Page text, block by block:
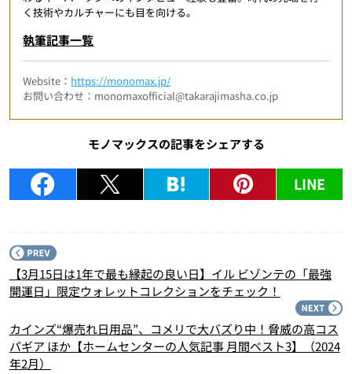
く技術やカルチャーにも目を向ける。
執筆記事一覧
Website： https://monomax.jp/
お問い合わせ：monomaxofficial@takarajimasha.co.jp
モノマックスの記事をシェアする
LINE
【3月15日は1年で最も縁起の良い日】イル ビゾンテの「最強
開運日」限定ウォレットコレクションをチェック！
カインズ“爆売れ日用品”、コメリで大バズり中！脅威の高コス
パギア ほか【ホームセンターの人気記事 月間ベスト3】（2024
年2月）